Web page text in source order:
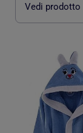
Vedi prodotto